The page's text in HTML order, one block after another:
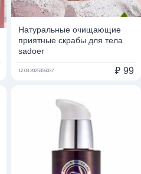
Натуральные очищающие
приятные скрабы для тела
sadoer
12.03.2025356037 ₽ 99